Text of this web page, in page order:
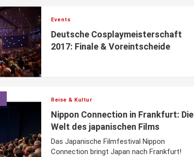
Events
Deutsche Cosplaymeisterschaft
2017: Finale & Voreintscheide
Reise & Kultur
Nippon Connection in Frankfurt: Die
Welt des japanischen Films
Das Japanische Filmfestival Nippon
Connection bringt Japan nach Frankfurt!